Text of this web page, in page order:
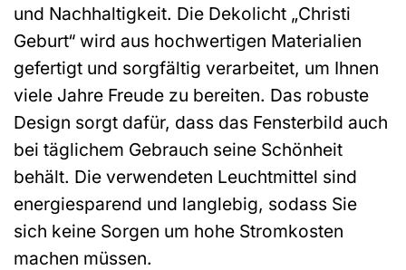
und Nachhaltigkeit. Die Dekolicht „Christi
Geburt“ wird aus hochwertigen Materialien
gefertigt und sorgfältig verarbeitet, um Ihnen
viele Jahre Freude zu bereiten. Das robuste
Design sorgt dafür, dass das Fensterbild auch
bei täglichem Gebrauch seine Schönheit
behält. Die verwendeten Leuchtmittel sind
energiesparend und langlebig, sodass Sie
sich keine Sorgen um hohe Stromkosten
machen müssen.